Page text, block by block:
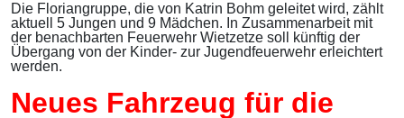
Die Floriangruppe, die von Katrin Bohm geleitet wird, zählt
aktuell 5 Jungen und 9 Mädchen. In Zusammenarbeit mit
der benachbarten Feuerwehr Wietzetze soll künftig der
Übergang von der Kinder- zur Jugendfeuerwehr erleichtert
werden.
Neues Fahrzeug für die